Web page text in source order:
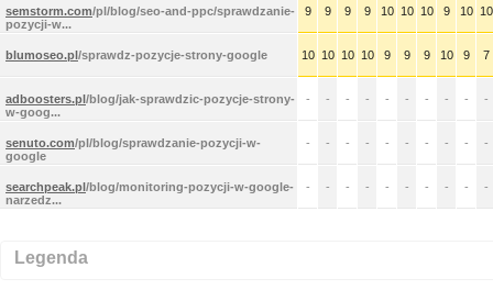
semstorm.com/pl/blog/seo-and-ppc/sprawdzanie-
pozycji-w...
9 9 9 9 10 10 10 9 10 10
blumoseo.pl/sprawdz-pozycje-strony-google 10 10 10 10 9 9 9 10 9 7
adboosters.pl/blog/jak-sprawdzic-pozycje-strony-
w-goog...
- - - - - - - - - -
senuto.com/pl/blog/sprawdzanie-pozycji-w-
google
- - - - - - - - - -
searchpeak.pl/blog/monitoring-pozycji-w-google-
narzedz...
- - - - - - - - - -
Legenda